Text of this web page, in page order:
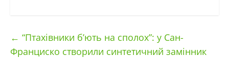
← “Птахівники б’ють на сполох”: у Сан-
Франциско створили синтетичний замінник